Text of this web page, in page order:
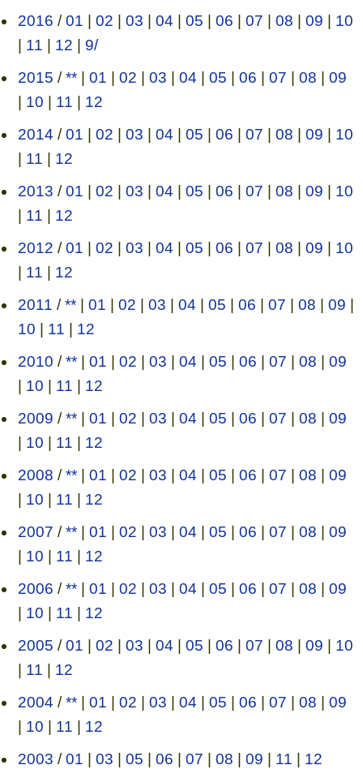
2016 /01 | 02 | 03 | 04 | 05 | 06 | 07 | 08 | 09 | 10
| 11 | 12 | 9/
2015 /**| 01 | 02 | 03 | 04 | 05 | 06 | 07 | 08 | 09
| 10 | 11 | 12
2014 /01 | 02 | 03 | 04 | 05 | 06 | 07 | 08 | 09 | 10
| 11 | 12
2013 /01 | 02 | 03 | 04 | 05 | 06 | 07 | 08 | 09 | 10
| 11 | 12
2012 /01 | 02 | 03 | 04 | 05 | 06 | 07 | 08 | 09 | 10
| 11 | 12
2011 /**| 01 | 02 | 03 | 04 | 05 | 06 | 07 | 08 | 09 |
10 | 11 | 12
2010 /**| 01 | 02 | 03 | 04 | 05 | 06 | 07 | 08 | 09
| 10 | 11 | 12
2009 /**| 01 | 02 | 03 | 04 | 05 | 06 | 07 | 08 | 09
| 10 | 11 | 12
2008 /**| 01 | 02 | 03 | 04 | 05 | 06 | 07 | 08 | 09
| 10 | 11 | 12
2007 /**| 01 | 02 | 03 | 04 | 05 | 06 | 07 | 08 | 09
| 10 | 11 | 12
2006 /**| 01 | 02 | 03 | 04 | 05 | 06 | 07 | 08 | 09
| 10 | 11 | 12
2005 /01 | 02 | 03 | 04 | 05 | 06 | 07 | 08 | 09 | 10
| 11 | 12
2004 /**| 01 | 02 | 03 | 04 | 05 | 06 | 07 | 08 | 09
| 10 | 11 | 12
2003 /01 | 03 | 05 | 06 | 07 | 08 | 09 | 11 | 12